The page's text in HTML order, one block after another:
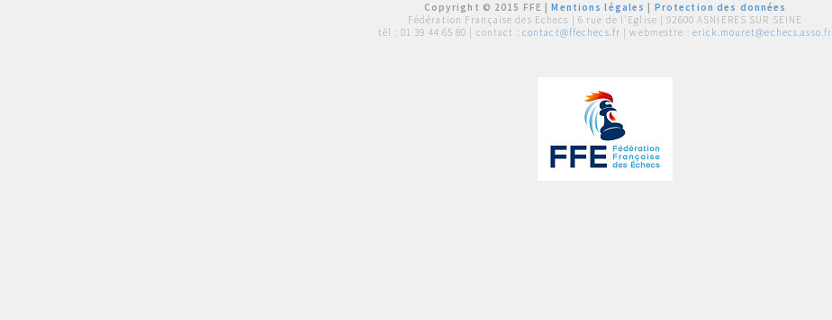
Copyright © 2015 FFE |Mentions légales
Protection des données
Fédération Française des Echecs | 6 rue de l'Eglise | 92600 ASNIERES SUR SEINE
tél : 01 39 44 65 80 | contact : contact@ffechecs.fr | webmestre : erick.mouret@echecs.asso.fr